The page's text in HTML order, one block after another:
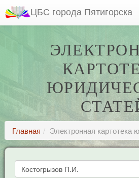
ЦБС города Пятигорска
Главная Электронная картотека